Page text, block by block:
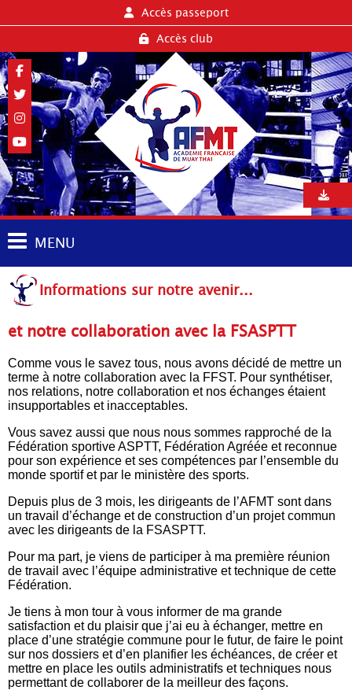
Accès passeport
Accès club
MENU
Informations sur notre avenir...
et notre collaboration avec la FSASPTT
Comme vous le savez tous, nous avons décidé de mettre un
terme à notre collaboration avec la FFST. Pour synthétiser,
nos relations, notre collaboration et nos échanges étaient
insupportables et inacceptables.
Vous savez aussi que nous nous sommes rapproché de la
Fédération sportive ASPTT, Fédération Agréée et reconnue
pour son expérience et ses compétences par l’ensemble du
monde sportif et par le ministère des sports.
Depuis plus de 3 mois, les dirigeants de l’AFMT sont dans
un travail d’échange et de construction d’un projet commun
avec les dirigeants de la FSASPTT.
Pour ma part, je viens de participer à ma première réunion
de travail avec l’équipe administrative et technique de cette
Fédération.
Je tiens à mon tour à vous informer de ma grande
satisfaction et du plaisir que j’ai eu à échanger, mettre en
place d’une stratégie commune pour le futur, de faire le point
sur nos dossiers et d’en planifier les échéances, de créer et
mettre en place les outils administratifs et techniques nous
permettant de collaborer de la meilleur des façons.